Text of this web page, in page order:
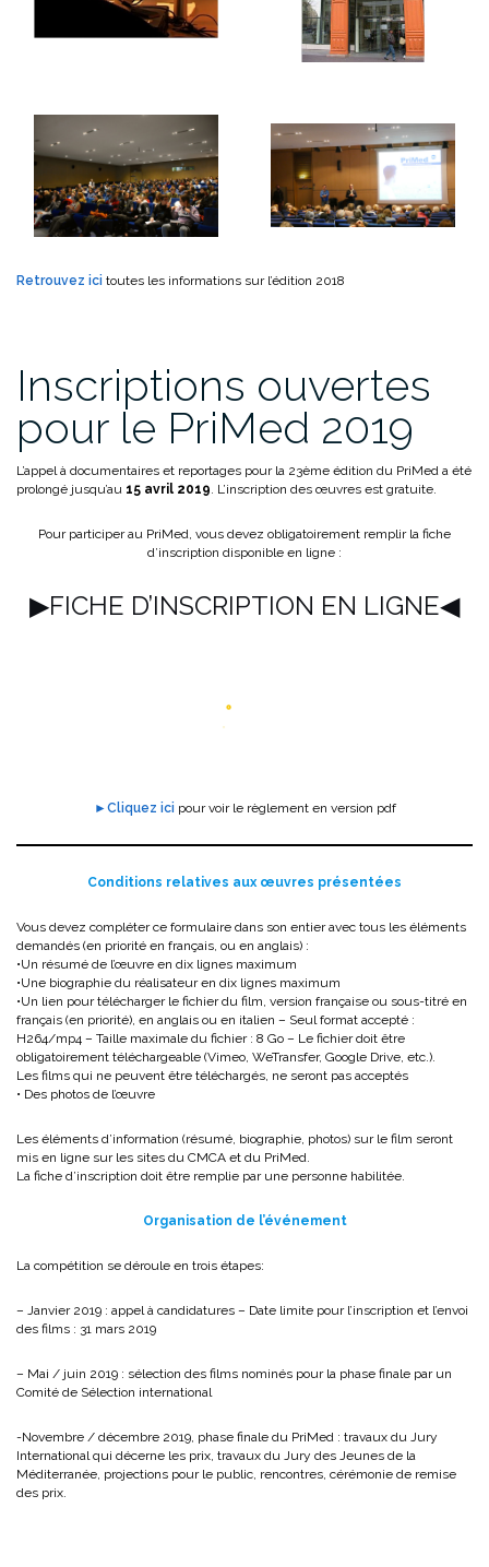
Retrouvez ici toutes les informations sur l’édition 2018
Inscriptions ouvertes
pour le PriMed 2019
L’appel à documentaires et reportages pour la 23ème édition du PriMed a été
prolongé jusqu’au 15 avril 2019. L’inscription des œuvres est gratuite.
Pour participer au PriMed, vous devez obligatoirement remplir la fiche
d’inscription disponible en ligne :
▶FICHE D’INSCRIPTION EN LIGNE◀
►Cliquez ici pour voir le règlement en version pdf
Conditions relatives aux œuvres présentées
Vous devez compléter ce formulaire dans son entier avec tous les éléments
demandés (en priorité en français, ou en anglais) :
•Un résumé de l’œuvre en dix lignes maximum
•Une biographie du réalisateur en dix lignes maximum
•Un lien pour télécharger le fichier du film, version française ou sous-titré en
français (en priorité), en anglais ou en italien – Seul format accepté :
H264/mp4 – Taille maximale du fichier : 8 Go – Le fichier doit être
obligatoirement téléchargeable (Vimeo, WeTransfer, Google Drive, etc.).
Les films qui ne peuvent être téléchargés, ne seront pas acceptés
• Des photos de l’œuvre
Les éléments d’information (résumé, biographie, photos) sur le film seront
mis en ligne sur les sites du CMCA et du PriMed.
La fiche d’inscription doit être remplie par une personne habilitée.
Organisation de l’événement
La compétition se déroule en trois étapes:
– Janvier 2019 : appel à candidatures – Date limite pour l’inscription et l’envoi
des films : 31 mars 2019
– Mai / juin 2019 : sélection des films nominés pour la phase finale par un
Comité de Sélection international
-Novembre / décembre 2019, phase finale du PriMed : travaux du Jury
International qui décerne les prix, travaux du Jury des Jeunes de la
Méditerranée, projections pour le public, rencontres, cérémonie de remise
des prix.